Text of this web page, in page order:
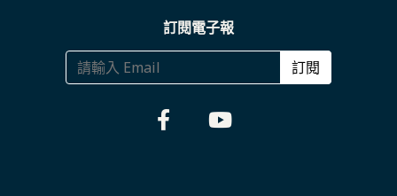
福利品專區
哪裡購買
商務合作
訂閱電子報
訂閱